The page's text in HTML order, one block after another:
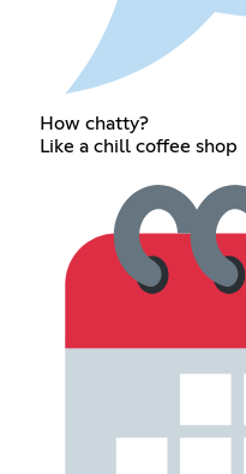
How chatty?
Like a chill coffee shop